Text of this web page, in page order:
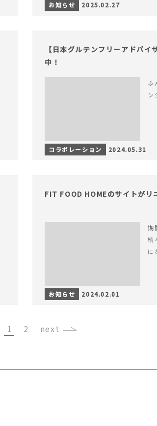
お知らせ 2025.02.27
【日本グルテンフリーアドバ
中！
ふ
ン
コラボレーション 2024.05.31
FIT FOOD HOMEのサイトがリ
期
続
に
お知らせ 2024.02.01
1 2 ›